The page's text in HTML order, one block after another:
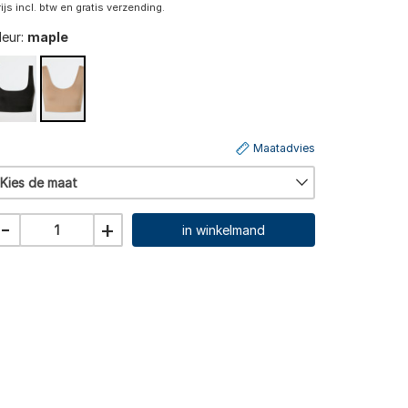
incl. btw en gratis verzending.
maple
Kies de maat
Maatadvies
- + in winkelmand